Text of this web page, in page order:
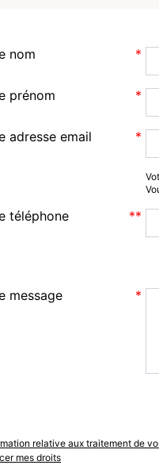
nom
prénom
adresse email
téléphone
message
relative aux traitement de
mes droits